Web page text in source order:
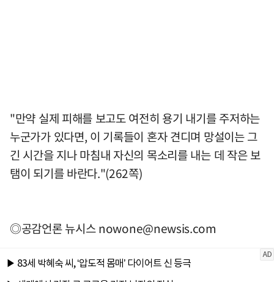
"만약 실제 피해를 보고도 여전히 용기 내기를 주저하는
누군가가 있다면, 이 기록들이 혼자 견디며 망설이는 그
긴 시간을 지나 마침내 자신의 목소리를 내는 데 작은 보
탬이 되기를 바란다."(262쪽)
◎공감언론 뉴시스nowone@newsis.com